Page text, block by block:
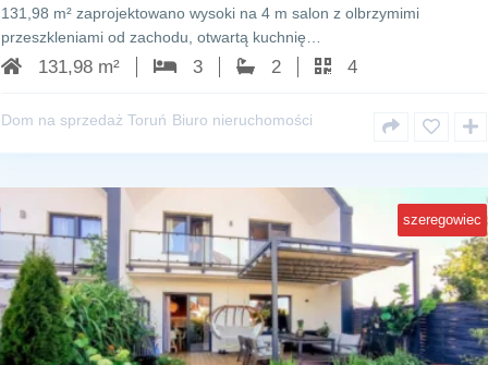
131,98 m² zaprojektowano wysoki na 4 m salon z olbrzymimi
przeszkleniami od zachodu, otwartą kuchnię…
131,98 m² 3 2 4
Dom na sprzedaż Toruń Biuro nieruchomości
szeregowiec